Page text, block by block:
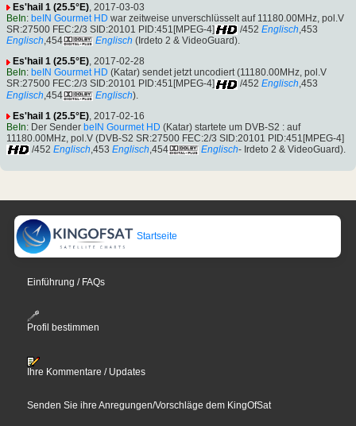
Es'hail 1 (25.5°E) , 2017-03-03
BeIn: beIN Gourmet HD war zeitweise unverschlüsselt auf 11180.00MHz, pol.V
SR:27500 FEC:2/3 SID:20101 PID:451[MPEG-4]
/452 Englisch ,453
Englisch,454 Englisch (Irdeto 2 & VideoGuard).
Es'hail 1 (25.5°E), 2017-02-28
BeIn: beIN Gourmet HD (Katar) sendet jetzt uncodiert (11180.00MHz, pol.V
SR:27500 FEC:2/3 SID:20101 PID:451[MPEG-4]
/452 Englisch,453
Englisch ,454 Englisch).
Es'hail 1 (25.5°E), 2017-02-16
BeIn: Der Sender beIN Gourmet HD (Katar) startete um DVB-S2 : auf
11180.00MHz, pol.V (DVB-S2 SR:27500 FEC:2/3 SID:20101 PID:451[MPEG-4]
/452 Englisch,453 Englisch,454 Englisch- Irdeto 2 & VideoGuard).
Startseite
Einführung / FAQs
Profil bestimmen
Ihre Kommentare / Updates
Senden Sie ihre Anregungen/Vorschläge dem KingOfSat